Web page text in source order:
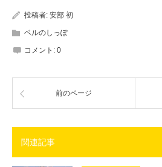
投稿者: 安部 初
ベルのしっぽ
コメント: 0
前のページ
関連記事